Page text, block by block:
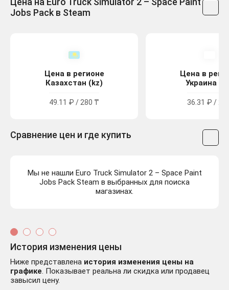
Jobs Pack в Steam
Цена в регионе
Казахстан (kz)
49.11 ₽ / 280 ₸
Цена в
Украина
36.31 ₽ / 20
Сравнение цен и где купить
Мы не нашли Euro Truck Simulator 2 – Space Paint
Jobs Pack Steam в выбранных для поиска
магазинах.
История изменения цены
Ниже представлена история изменения цены на
графике. Показывает реальна ли скидка или продавец
завысил цену.